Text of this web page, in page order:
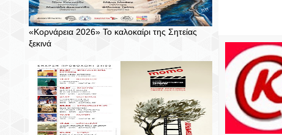
«Κορνάρεια 2026» Το καλοκαίρι της Σητείας
ξεκινά